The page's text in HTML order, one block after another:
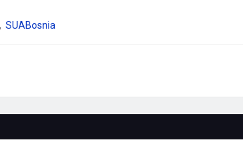
SUABosnia